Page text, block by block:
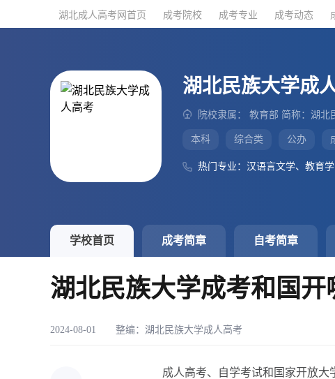
湖北成人高考网首页 成考院校 成考专业 成考动态
湖北民族大学成
院校隶属： 教育部 简称：湖北
本科 综合类 公办
热门专业：汉语言文学、教育
学校首页 成考简章 自考简章
湖北民族大学成考和国开
2024-08-01 整编： 湖北民族大学成人高考
成人高考、自学考试和国家开放大
湖北成人高考网首页 成考院校 成考专业 成考动态